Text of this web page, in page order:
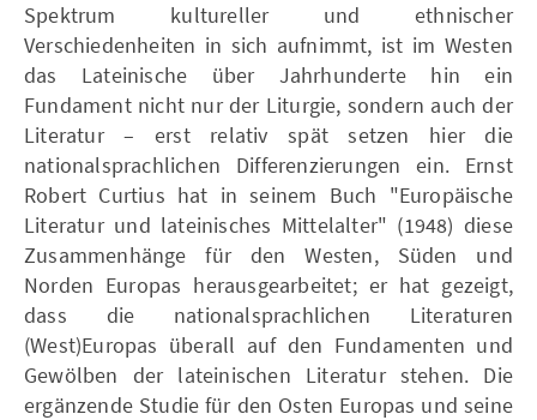
Spektrum kultureller und ethnischer
Verschiedenheiten in sich aufnimmt, ist im Westen
das Lateinische über Jahrhunderte hin ein
Fundament nicht nur der Liturgie, sondern auch der
Literatur – erst relativ spät setzen hier die
nationalsprachlichen Differenzierungen ein. Ernst
Robert Curtius hat in seinem Buch "Europäische
Literatur und lateinisches Mittelalter" (1948) diese
Zusammenhänge für den Westen, Süden und
Norden Europas herausgearbeitet; er hat gezeigt,
dass die nationalsprachlichen Literaturen
(West)Europas überall auf den Fundamenten und
Gewölben der lateinischen Literatur stehen. Die
ergänzende Studie für den Osten Europas und seine